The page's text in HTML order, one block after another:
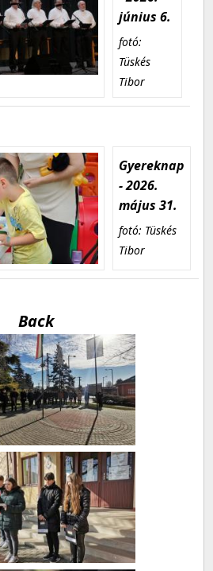
június 6.
fotó:
Tüskés
Tibor
Gyereknap
- 2026.
május 31.
fotó: Tüskés
Tibor
Back